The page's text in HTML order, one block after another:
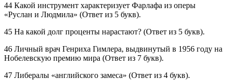
44 Какой инструмент характеризует Фарлафа из оперы
«Руслан и Людмила» (Ответ из 5 букв).
45 На какой долг проценты нарастают? (Ответ из 5 букв).
46 Личный врач Генриха Гимлера, выдвинутый в 1956 году на
Нобелевскую премию мира (Ответ из 7 букв).
47 Либералы «английского замеса» (Ответ из 4 букв).